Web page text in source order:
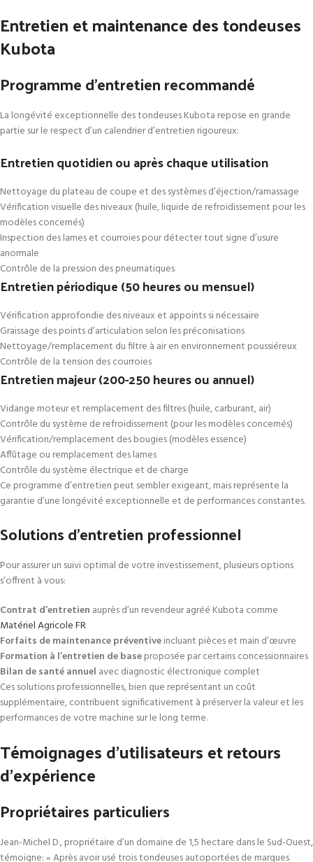
Entretien et maintenance des tondeuses
Kubota
Programme d’entretien recommandé
La longévité exceptionnelle des tondeuses Kubota repose en grande
partie sur le respect d’un calendrier d’entretien rigoureux:
Entretien quotidien ou après chaque utilisation
Nettoyage du plateau de coupe et des systèmes d’éjection/ramassage
Vérification visuelle des niveaux (huile, liquide de refroidissement pour les
modèles concernés)
Inspection des lames et courroies pour détecter tout signe d’usure
anormale
Contrôle de la pression des pneumatiques
Entretien périodique (50 heures ou mensuel)
Vérification approfondie des niveaux et appoints si nécessaire
Graissage des points d’articulation selon les préconisations
Nettoyage/remplacement du filtre à air en environnement poussiéreux
Contrôle de la tension des courroies
Entretien majeur (200-250 heures ou annuel)
Vidange moteur et remplacement des filtres (huile, carburant, air)
Contrôle du système de refroidissement (pour les modèles concernés)
Vérification/remplacement des bougies (modèles essence)
Affûtage ou remplacement des lames
Contrôle du système électrique et de charge
Ce programme d’entretien peut sembler exigeant, mais représente la
garantie d’une longévité exceptionnelle et de performances constantes.
Solutions d’entretien professionnel
Pour assurer un suivi optimal de votre investissement, plusieurs options
s’offrent à vous:
Contrat d’entretien auprès d’un revendeur agréé Kubota comme
Matériel Agricole FR
Forfaits de maintenance préventiveincluant pièces et main d’œuvre
Formation à l’entretien de baseproposée par certains concessionnaires
Bilan de santé annuel avec diagnostic électronique complet
Ces solutions professionnelles, bien que représentant un coût
supplémentaire, contribuent significativement à préserver la valeur et les
performances de votre machine sur le long terme.
Témoignages d’utilisateurs et retours
d’expérience
Propriétaires particuliers
Jean-Michel D., propriétaire d’un domaine de 1,5 hectare dans le Sud-Ouest,
témoigne: « Après avoir usé trois tondeuses autoportées de marques